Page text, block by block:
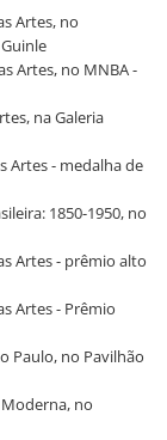
Artes, no
Artes, no MNBA -
na Galeria
Artes - medalha de
1850-1950, no
Artes - prêmio alto
Artes - Prêmio
Paulo, no Pavilhão
Moderna, no